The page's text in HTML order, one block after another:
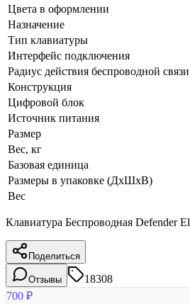
Цвета в оформлении
Назначение
Тип клавиатуры
Интерфейс подключения
Радиус действия беспроводной связи
Конструкция
Цифровой блок
Источник питания
Размер
Вес, кг
Базовая единица
Размеры в упаковке (ДхШхВ)
Вес
Клавиатура Беспроводная Defender
Поделиться
Отзывы
18308
700 ₽